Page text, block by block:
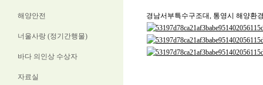
해양안전
너울사랑 (정기간행물)
바다 의인상 수상자
자료실
경남서부특수구조대, 통영시 해양환